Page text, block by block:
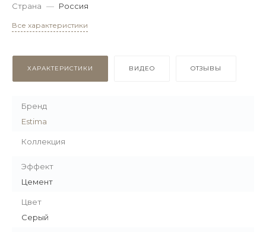
Страна — Россия
Все характеристики
ХАРАКТЕРИСТИКИ ВИДЕО ОТЗЫВЫ
Бренд
Estima
Коллекция
Эффект
Цемент
Цвет
Серый